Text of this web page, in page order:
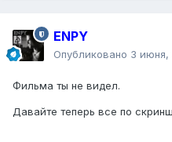
ENPY
Опубликовано 3 июня,
Фильма ты не видел.
Давайте теперь все по